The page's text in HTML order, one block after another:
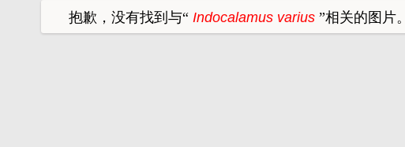
抱歉，没有找到与“ Indocalamus varius ”相关的图片。